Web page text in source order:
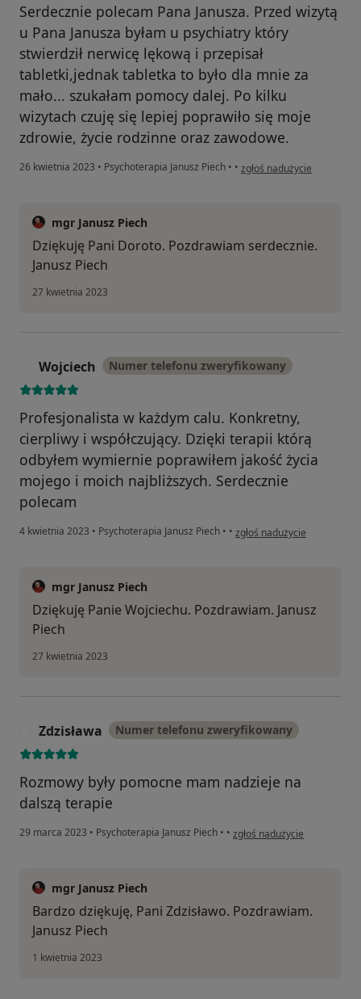
Serdecznie polecam Pana Janusza. Przed wizytą
u Pana Janusza byłam u psychiatry który
stwierdził nerwicę lękową i przepisał
tabletki,jednak tabletka to było dla mnie za
mało... szukałam pomocy dalej. Po kilku
wizytach czuję się lepiej poprawiło się moje
zdrowie, życie rodzinne oraz zawodowe.
26 kwietnia 2023 • Psychoterapia Janusz Piech • • w opinii użytkownika
zgłoś nadużycie
mgr Janusz Piech
Dziękuję Pani Doroto. Pozdrawiam serdecznie.
Janusz Piech
27 kwietnia 2023
Wojciech Numer telefonu zweryfikowany
Profesjonalista w każdym calu. Konkretny,
cierpliwy i współczujący. Dzięki terapii którą
odbyłem wymiernie poprawiłem jakość życia
mojego i moich najbliższych. Serdecznie
polecam
4 kwietnia 2023 • Psychoterapia Janusz Piech • • w opinii użytkownika
zgłoś nadużycie
mgr Janusz Piech
Dziękuję Panie Wojciechu. Pozdrawiam. Janusz
Piech
27 kwietnia 2023
Zdzisława Numer telefonu zweryfikowany
Rozmowy były pomocne mam nadzieje na
dalszą terapie
29 marca 2023 • Psychoterapia Janusz Piech • • w opinii użytkownika
zgłoś nadużycie
mgr Janusz Piech
Bardzo dziękuję, Pani Zdzisławo. Pozdrawiam.
Janusz Piech
1 kwietnia 2023